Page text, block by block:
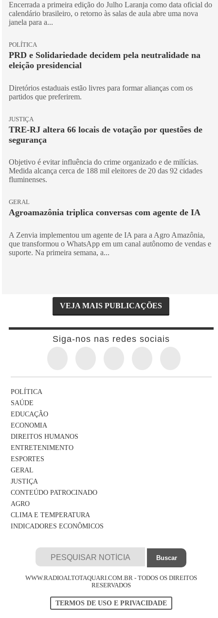
Encerrada a primeira edição do Julho Laranja como data oficial do
calendário brasileiro, o retorno às salas de aula abre uma nova
janela para a...
POLÍTICA
PRD e Solidariedade decidem pela neutralidade na
eleição presidencial
Diretórios estaduais estão livres para formar alianças com os
partidos que preferirem.
JUSTIÇA
TRE-RJ altera 66 locais de votação por questões de
segurança
Objetivo é evitar influência do crime organizado e de milícias.
Medida alcança cerca de 188 mil eleitores de 20 das 92 cidades
fluminenses.
GERAL
Agroamazônia triplica conversas com agente de IA
A Zenvia implementou um agente de IA para a Agro Amazônia,
que transformou o WhatsApp em um canal autônomo de vendas e
suporte. Na primeira semana, a...
VEJA MAIS PUBLICAÇÕES
Siga-nos nas redes sociais
POLÍTICA
SAÚDE
EDUCAÇÃO
ECONOMIA
DIREITOS HUMANOS
ENTRETENIMENTO
ESPORTES
GERAL
JUSTIÇA
CONTEÚDO PATROCINADO
AGRO
CLIMA E TEMPERATURA
INDICADORES ECONÔMICOS
WWW.RADIOALTOTAQUARI.COM.BR - TODOS OS DIREITOS
RESERVADOS
TERMOS DE USO E PRIVACIDADE